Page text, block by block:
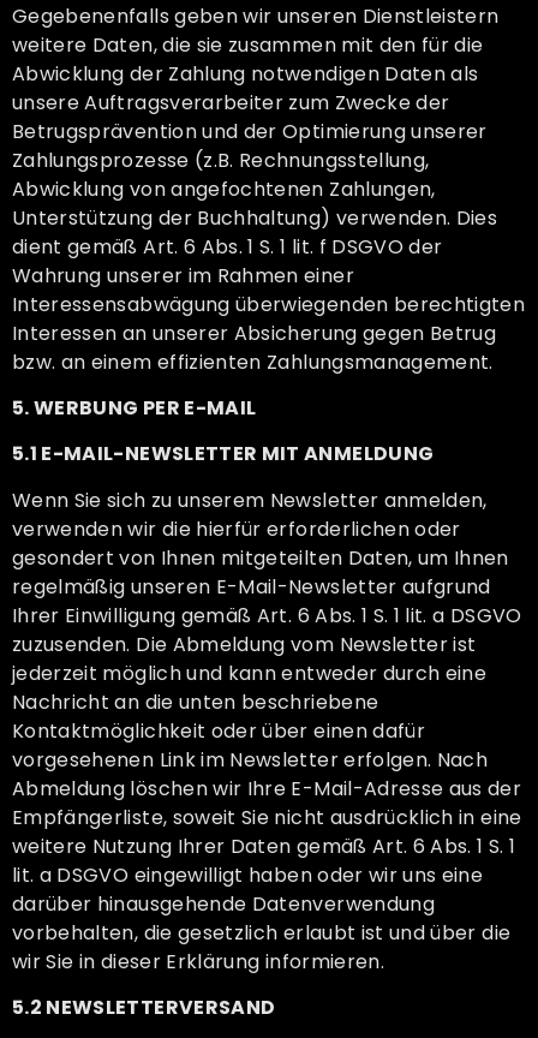
Gegebenenfalls geben wir unseren Dienstleistern
weitere Daten, die sie zusammen mit den für die
Abwicklung der Zahlung notwendigen Daten als
unsere Auftragsverarbeiter zum Zwecke der
Betrugsprävention und der Optimierung unserer
Zahlungsprozesse (z.B. Rechnungsstellung,
Abwicklung von angefochtenen Zahlungen,
Unterstützung der Buchhaltung) verwenden. Dies
dient gemäß Art. 6 Abs. 1 S. 1 lit. f DSGVO der
Wahrung unserer im Rahmen einer
Interessensabwägung überwiegenden berechtigten
Interessen an unserer Absicherung gegen Betrug
bzw. an einem effizienten Zahlungsmanagement.
5. WERBUNG PER E-MAIL
5.1 E-MAIL-NEWSLETTER MIT ANMELDUNG
Wenn Sie sich zu unserem Newsletter anmelden,
verwenden wir die hierfür erforderlichen oder
gesondert von Ihnen mitgeteilten Daten, um Ihnen
regelmäßig unseren E-Mail-Newsletter aufgrund
Ihrer Einwilligung gemäß Art. 6 Abs. 1 S. 1 lit. a DSGVO
zuzusenden. Die Abmeldung vom Newsletter ist
jederzeit möglich und kann entweder durch eine
Nachricht an die unten beschriebene
Kontaktmöglichkeit oder über einen dafür
vorgesehenen Link im Newsletter erfolgen. Nach
Abmeldung löschen wir Ihre E-Mail-Adresse aus der
Empfängerliste, soweit Sie nicht ausdrücklich in eine
weitere Nutzung Ihrer Daten gemäß Art. 6 Abs. 1 S. 1
lit. a DSGVO eingewilligt haben oder wir uns eine
darüber hinausgehende Datenverwendung
vorbehalten, die gesetzlich erlaubt ist und über die
wir Sie in dieser Erklärung informieren.
5.2 NEWSLETTERVERSAND